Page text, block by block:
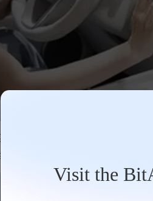
Visit the
饰方面，新车将配备大尺寸中控
乾崑智驾ADS 5 Pro，还将搭载